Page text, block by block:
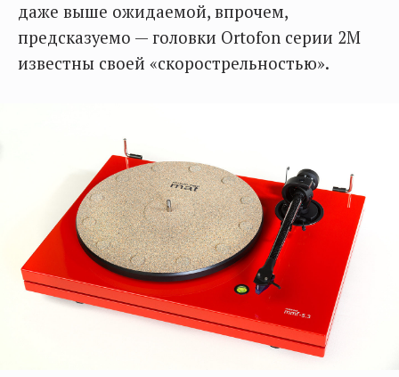
даже выше ожидаемой, впрочем,
предсказуемо — головки Ortofon серии 2M
известны своей «скорострельностью».